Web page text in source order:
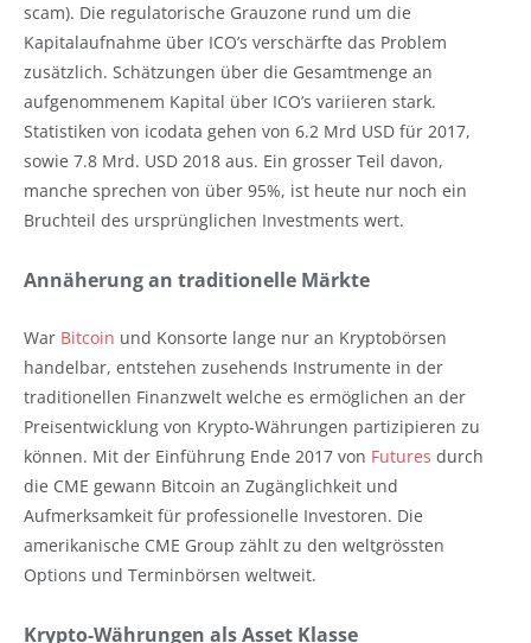
scam). Die regulatorische Grauzone rund um die
Kapitalaufnahme über ICO’s verschärfte das Problem
zusätzlich. Schätzungen über die Gesamtmenge an
aufgenommenem Kapital über ICO’s variieren stark.
Statistiken von icodata gehen von 6.2 Mrd USD für 2017,
sowie 7.8 Mrd. USD 2018 aus. Ein grosser Teil davon,
manche sprechen von über 95%, ist heute nur noch ein
Bruchteil des ursprünglichen Investments wert.
Annäherung an traditionelle Märkte
War Bitcoin und Konsorte lange nur an Kryptobörsen
handelbar, entstehen zusehends Instrumente in der
traditionellen Finanzwelt welche es ermöglichen an der
Preisentwicklung von Krypto-Währungen partizipieren zu
können. Mit der Einführung Ende 2017 von Futures durch
die CME gewann Bitcoin an Zugänglichkeit und
Aufmerksamkeit für professionelle Investoren. Die
amerikanische CME Group zählt zu den weltgrössten
Options und Terminbörsen weltweit.
Krypto-Währungen als Asset Klasse